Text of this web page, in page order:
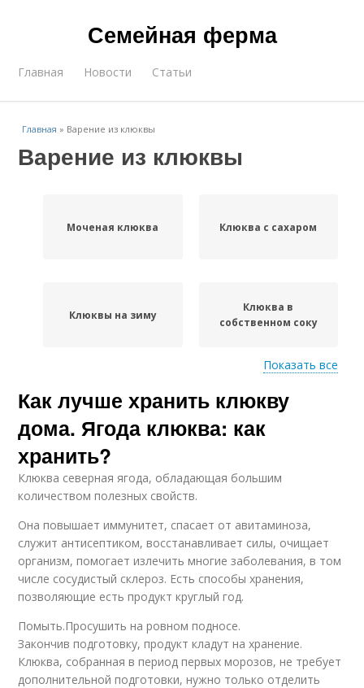
Семейная ферма
Главная Новости Статьи
Главная » Варение из клюквы
Варение из клюквы
Моченая клюква Клюква с сахаром
Клюквы на зиму
Клюква в
собственном соку
Заготовки из клюквы Клюква на зиму
Клюква в сахаре
Клюквы в домашних
Клюква в домашних
условиях
Пюре из клюквы
Соус из клюквы Протертая клюква
Показать все
Как лучше хранить клюкву
дома. Ягода клюква: как
хранить?
Клюква северная ягода, обладающая большим
количеством полезных свойств.
Она повышает иммунитет, спасает от авитаминоза,
служит антисептиком, восстанавливает силы, очищает
организм, помогает излечить многие заболевания, в том
числе сосудистый склероз. Есть способы хранения,
позволяющие есть продукт круглый год.
Помыть.Просушить на ровном подносе.
Закончив подготовку, продукт кладут на хранение.
Клюква, собранная в период первых морозов, не требует
дополнительной подготовки, нужно только отделить